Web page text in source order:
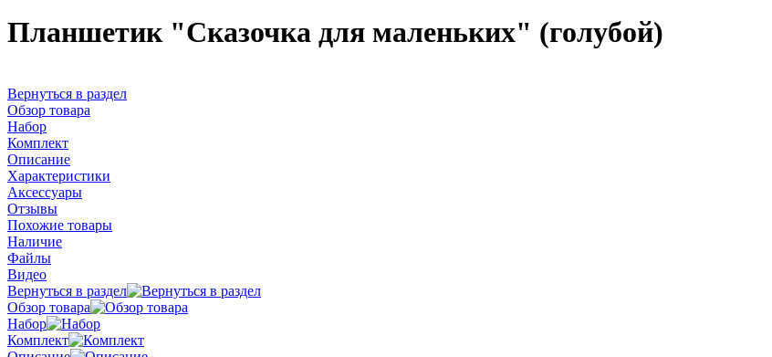
Планшетик "Сказочка для маленьких" (голубой)
Вернуться в раздел
Обзор товара
Набор
Комплект
Описание
Характеристики
Аксессуары
Отзывы
Похожие товары
Наличие
Файлы
Видео
Вернуться в раздел
Обзор товара
Набор
Комплект